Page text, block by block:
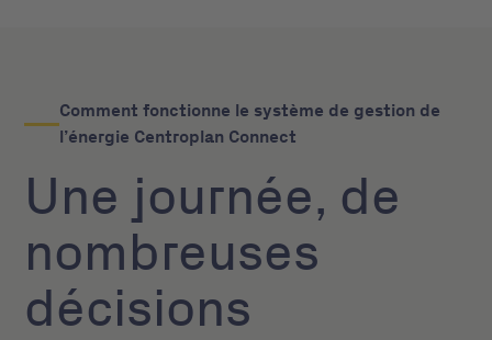
Comment fonctionne le système de gestion de
l’énergie Centroplan Connect
Une journée, de
nombreuses
décisions